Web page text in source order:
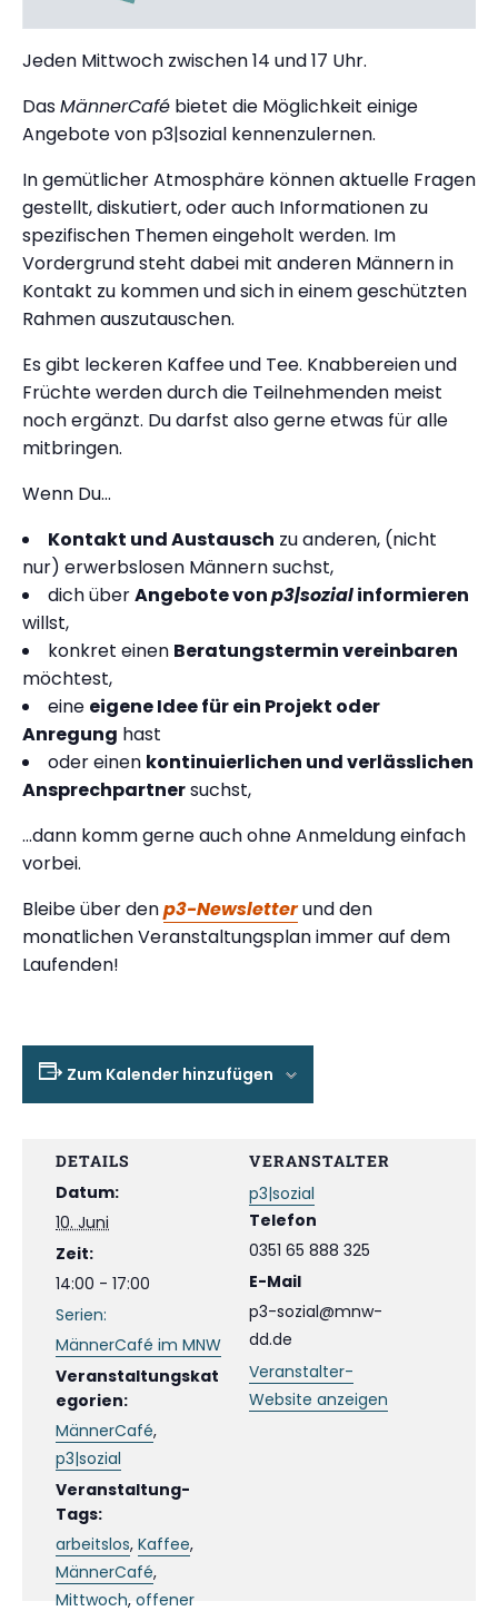
Jeden Mittwoch zwischen 14 und 17 Uhr​.
DasMännerCafé bietet die Möglichkeit einige
Angebote von p3|sozial kennenzulernen.
In gemütlicher Atmosphäre können aktuelle Fragen
gestellt, diskutiert, oder auch Informationen zu
spezifischen Themen eingeholt werden. Im
Vordergrund steht dabei mit anderen Männern in
Kontakt zu kommen und sich in einem geschützten
Rahmen auszutauschen.
Es gibt leckeren Kaffee und Tee. Knabbereien und
Früchte werden durch die Teilnehmenden meist
noch ergänzt. Du darfst also gerne etwas für alle
mitbringen.
Wenn Du…
Kontakt und Austausch zu anderen, (nicht
nur) erwerbslosen Männern suchst,
dich überAngebote vonp3|sozialinformieren
willst,
konkret einen Beratungstermin vereinbaren
möchtest,
eine eigene Idee für ein Projekt oder
Anregung hast
oder einen kontinuierlichen und verlässlichen
Ansprechpartnersuchst,
…dann komm gerne auch ohne Anmeldung einfach
vorbei.
Bleibe über denp3-Newsletterund den
monatlichen Veranstaltungsplan immer auf dem
Laufenden!
Zum Kalender hinzufügen
DETAILS
Datum:
10. Juni
Zeit:
14:00 - 17:00
Serien:
MännerCafé im MNW
Veranstaltungskat
egorien:
MännerCafé,
p3|sozial
Veranstaltung-
Tags:
arbeitslos, Kaffee,
MännerCafé,
Mittwoch, offener
VERANSTALTER
p3|sozial
Telefon
0351 65 888 325
E-Mail
p3-sozial@mnw-
dd.de
Veranstalter-
Website anzeigen